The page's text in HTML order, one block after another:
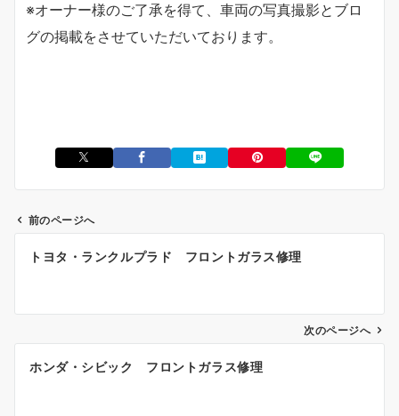
※オーナー様のご了承を得て、車両の写真撮影とブロ
グの掲載をさせていただいております。
ビ
前のページへ
トヨタ・ランクルプラド フロントガラス修理
次のページへ
ホンダ・シビック フロントガラス修理